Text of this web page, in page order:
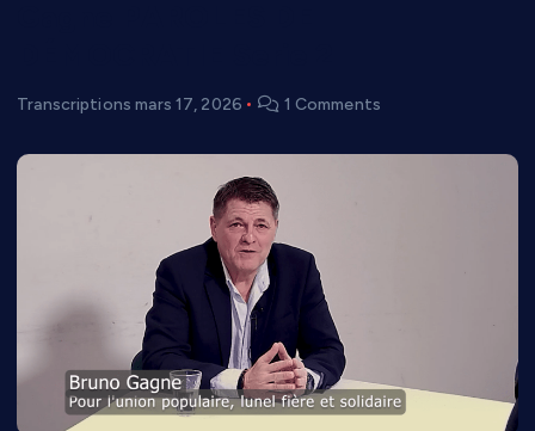
Transcriptions mars 17, 2026 1 Comments